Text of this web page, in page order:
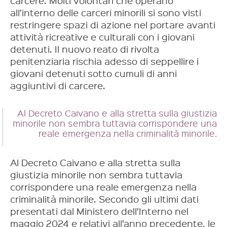
all’interno delle carceri minorili si sono visti
restringere spazi di azione nel portare avanti
attività ricreative e culturali con i giovani
detenuti. Il nuovo reato di rivolta
penitenziaria rischia adesso di seppellire i
giovani detenuti sotto cumuli di anni
aggiuntivi di carcere.
Al Decreto Caivano e alla stretta sulla giustizia
minorile non sembra tuttavia corrispondere una
reale emergenza nella criminalità minorile.
Al Decreto Caivano e alla stretta sulla
giustizia minorile non sembra tuttavia
corrispondere una reale emergenza nella
criminalità minorile. Secondo gli ultimi dati
presentati dal Ministero dell’Interno nel
maggio 2024 e relativi all’anno precedente, le